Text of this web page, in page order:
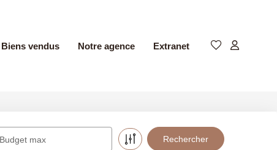
Biens vendus Notre agence Extranet
Budget max